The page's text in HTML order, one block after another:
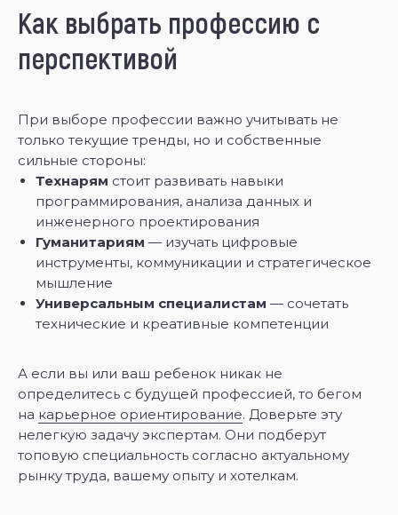
Как выбрать профессию с
перспективой
При выборе профессии важно учитывать не
только текущие тренды, но и собственные
сильные стороны:
Технарям стоит развивать навыки
программирования, анализа данных и
инженерного проектирования
Гуманитариям — изучать цифровые
инструменты, коммуникации и стратегическое
мышление
Универсальным специалистам — сочетать
технические и креативные компетенции
А если вы или ваш ребенок никак не
определитесь с будущей профессией, то бегом
на карьерное ориентирование. Доверьте эту
нелегкую задачу экспертам. Они подберут
топовую специальность согласно актуальному
рынку труда, вашему опыту и хотелкам.